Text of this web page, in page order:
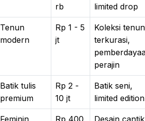
rb
limited drop
Tenun
modern
Rp 1 - 5
jt
Koleksi tenun
terkurasi,
perajin
Batik tulis
premium
Rp 2 -
10 jt
Batik seni,
limited edition